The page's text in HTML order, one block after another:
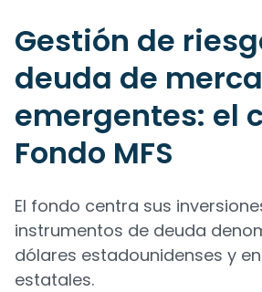
Gestión de
deuda de
emergentes: el
Fondo MFS
El fondo centra sus
instrumentos de deuda
dólares estadounidenses y
estatales.